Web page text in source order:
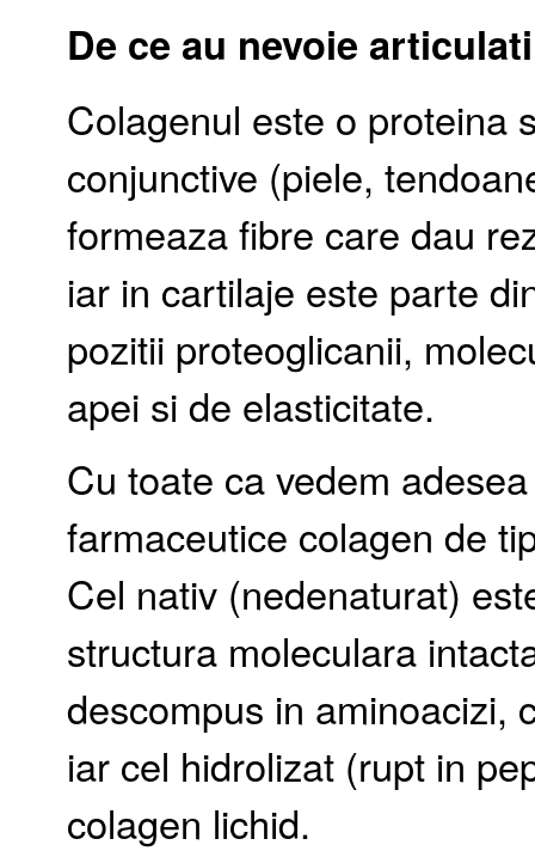
De ce au nevoie
Colagenul este o proteina
conjunctive (piele,
formeaza fibre care dau
iar in cartilaje este parte
pozitii proteoglicanii,
apei si de elasticitate.
Cu toate ca vedem
farmaceutice colagen de
Cel nativ (nedenaturat)
structura moleculara
descompus in aminoacizi,
iar cel hidrolizat (rupt in
colagen lichid.